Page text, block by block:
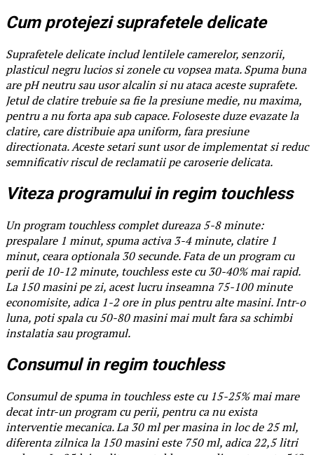
Cum protejezi suprafetele delicate
Suprafetele delicate includ lentilele camerelor, senzorii,
plasticul negru lucios si zonele cu vopsea mata. Spuma buna
are pH neutru sau usor alcalin si nu ataca aceste suprafete.
Jetul de clatire trebuie sa fie la presiune medie, nu maxima,
pentru a nu forta apa sub capace. Foloseste duze evazate la
clatire, care distribuie apa uniform, fara presiune
directionata. Aceste setari sunt usor de implementat si reduc
semnificativ riscul de reclamatii pe caroserie delicata.
Viteza programului in regim touchless
Un program touchless complet dureaza 5-8 minute:
prespalare 1 minut, spuma activa 3-4 minute, clatire 1
minut, ceara optionala 30 secunde. Fata de un program cu
perii de 10-12 minute, touchless este cu 30-40% mai rapid.
La 150 masini pe zi, acest lucru inseamna 75-100 minute
economisite, adica 1-2 ore in plus pentru alte masini. Intr-o
luna, poti spala cu 50-80 masini mai mult fara sa schimbi
instalatia sau programul.
Consumul in regim touchless
Consumul de spuma in touchless este cu 15-25% mai mare
decat intr-un program cu perii, pentru ca nu exista
interventie mecanica. La 30 ml per masina in loc de 25 ml,
diferenta zilnica la 150 masini este 750 ml, adica 22,5 litri